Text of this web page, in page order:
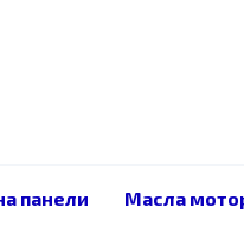
панели Масла